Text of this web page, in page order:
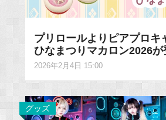
プリロールよりピアプロキ
ひなまつりマカロン2026が
2026年2月4日 15:00
グッズ